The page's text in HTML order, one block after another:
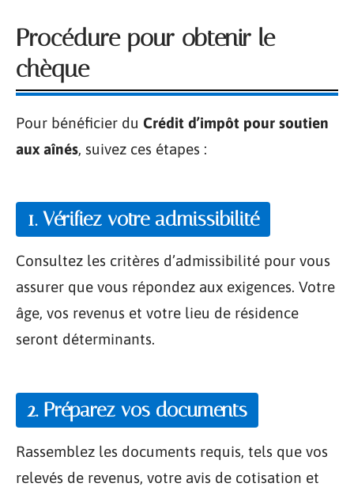
Procédure pour obtenir le
chèque
Pour bénéficier du Crédit d’impôt pour soutien
aux aînés, suivez ces étapes :
1. Vérifiez votre admissibilité
Consultez les critères d’admissibilité pour vous
assurer que vous répondez aux exigences. Votre
âge, vos revenus et votre lieu de résidence
seront déterminants.
2. Préparez vos documents
Rassemblez les documents requis, tels que vos
relevés de revenus, votre avis de cotisation et